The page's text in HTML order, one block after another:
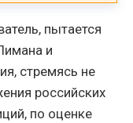
пытается
и
стремясь не
российских
по оценке